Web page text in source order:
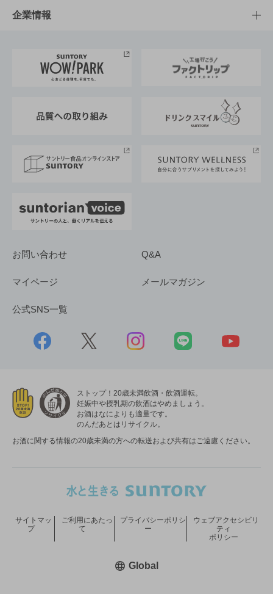
栄養成分一覧
工場見学
地域情報
サントリーホール
サントリーサンバーズ大阪
サステナビリティTOP
サントリーが考えるサステナビリティ経営
企業情報
企業概要
採用情報
お問い合わせ Q&A
マイページ メールマガジン
公式SNS一覧
ストップ！20歳未満飲酒・飲酒運転。
妊娠中や授乳期の飲酒はやめましょう。
お酒はなによりも適量です。
のんだあとはリサイクル。
お酒に関する情報の20歳未満の方への転送および共有はご遠慮ください。
サイトマッ
プ
ご利用にあたっ
て
プライバシーポリシ
ー
ウェブアクセシビリ
ティ
ポリシー
Global新しいウィンドウで開く